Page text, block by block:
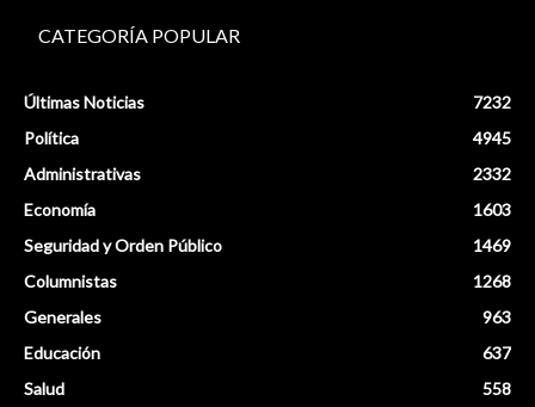
CATEGORÍA POPULAR
Últimas Noticias
7232
Política
4945
Administrativas
2332
Economía
1603
Seguridad y Orden Público
1469
Columnistas
1268
Generales
963
Educación
637
Salud
558